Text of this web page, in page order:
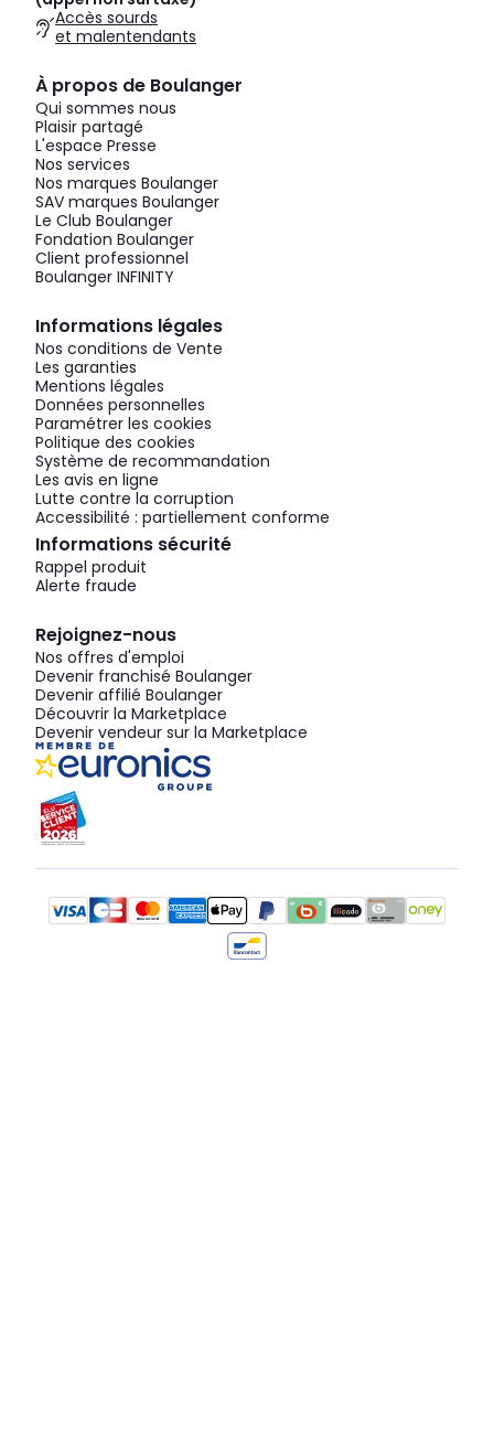
Accès sourds
et malentendants
À propos de Boulanger
Qui sommes nous
Plaisir partagé
L'espace Presse
Nos services
Nos marques Boulanger
SAV marques Boulanger
Le Club Boulanger
Fondation Boulanger
Client professionnel
Boulanger INFINITY
Informations légales
Nos conditions de Vente
Les garanties
Mentions légales
Données personnelles
Paramétrer les cookies
Politique des cookies
Système de recommandation
Les avis en ligne
Lutte contre la corruption
Accessibilité : partiellement conforme
Informations sécurité
Rappel produit
Alerte fraude
Rejoignez-nous
Nos offres d'emploi
Devenir franchisé Boulanger
Devenir affilié Boulanger
Découvrir la Marketplace
Devenir vendeur sur la Marketplace